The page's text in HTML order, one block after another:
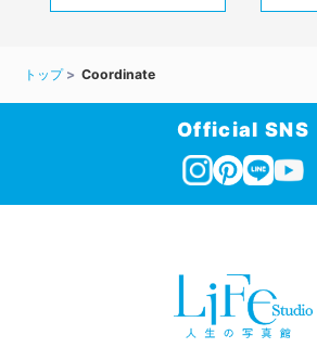
トップ Coordinate
Official SNS